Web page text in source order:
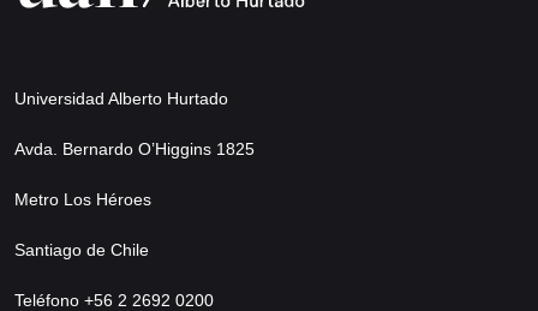
Universidad Alberto Hurtado
Avda. Bernardo O’Higgins 1825
Metro Los Héroes
Santiago de Chile
Teléfono +56 2 2692 0200